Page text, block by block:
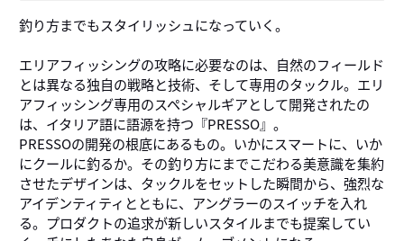
釣り方までもスタイリッシュになっていく。
エリアフィッシングの攻略に必要なのは、自然のフィールド
とは異なる独自の戦略と技術、そして専用のタックル。エリ
アフィッシング専用のスペシャルギアとして開発されたの
は、イタリア語に語源を持つ『PRESSO』。
PRESSOの開発の根底にあるもの。いかにスマートに、いか
にクールに釣るか。その釣り方にまでこだわる美意識を集約
させたデザインは、タックルをセットした瞬間から、強烈な
アイデンティティとともに、アングラーのスイッチを入れ
る。プロダクトの追求が新しいスタイルまでも提案してい